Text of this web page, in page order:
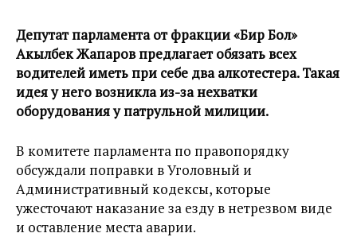
Депутат парламента от фракции «Бир Бол»
Акылбек Жапаров предлагает обязать всех
водителей иметь при себе два алкотестера. Такая
идея у него возникла из-за нехватки
оборудования у патрульной милиции.
В комитете парламента по правопорядку
обсуждали поправки в Уголовный и
Административный кодексы, которые
ужесточают наказание за езду в нетрезвом виде
и оставление места аварии.